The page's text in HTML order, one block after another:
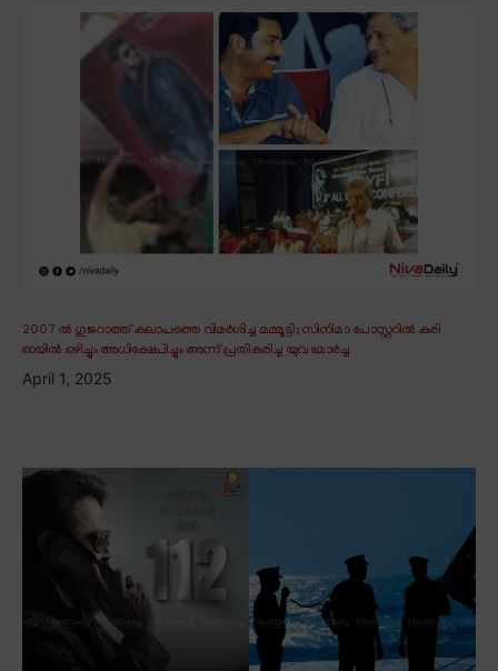
2007 ൽ ഗുജറാത്ത് കലാപത്തെ വിമർശിച്ച മമ്മൂട്ടി; സിനിമാ പോസ്റ്ററിൽ കരി
ഓയിൽ ഒഴിച്ചും അധിക്ഷേപിച്ചും അന്ന് പ്രതികരിച്ച യുവ മോർച്ച
April 1, 2025